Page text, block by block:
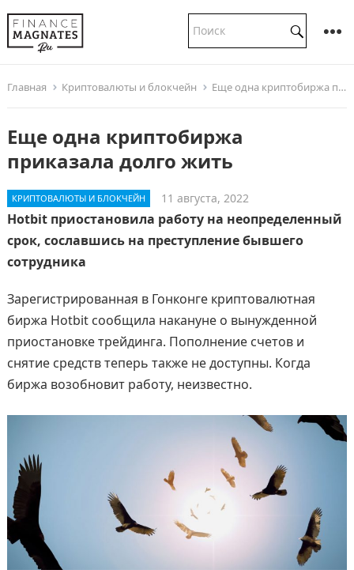
Главная Криптовалюты и блокчейн Еще одна криптобиржа приказала долго жить
Еще одна криптобиржа
приказала долго жить
КРИПТОВАЛЮТЫ И БЛОКЧЕЙН 11 августа, 2022
Hotbit приостановила работу на неопределенный
срок, сославшись на преступление бывшего
сотрудника
Зарегистрированная в Гонконге криптовалютная
биржа Hotbit сообщила накануне о вынужденной
приостановке трейдинга. Пополнение счетов и
снятие средств теперь также не доступны. Когда
биржа возобновит работу, неизвестно.